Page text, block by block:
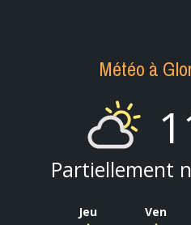
Météo à
Partiellement
Jeu Ven